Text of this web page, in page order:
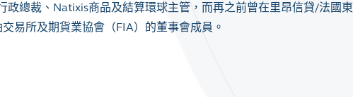
總裁、Natixis商品及結算環球主管，而再之前曾在里昂信貸/法國東
易所及期貨業協會（FIA）的董事會成員。